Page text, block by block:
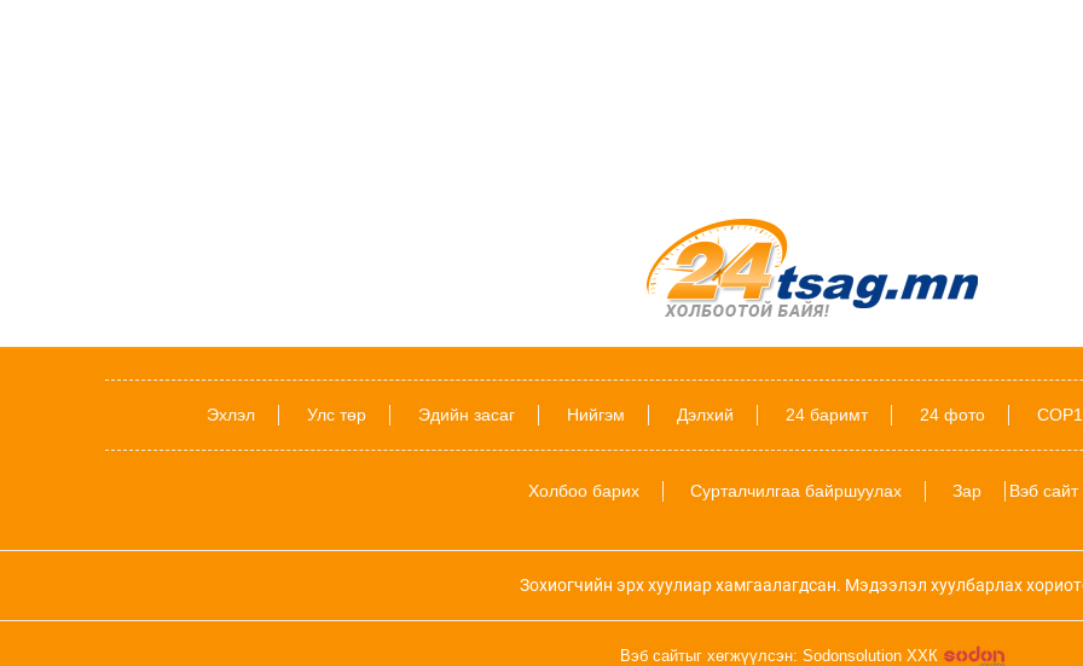
Эхлэл Улс төр Эдийн засаг Нийгэм Дэлхий 24 баримт 24 фото
Холбоо барих Сурталчилгаа байршуулах Зар Вэб сайт
Зохиогчийн эрх хуулиар хамгаалагдсан. Мэдээлэл хуулбарлах
Вэб сайтыг хөгжүүлсэн: Sodonsolution ХХК